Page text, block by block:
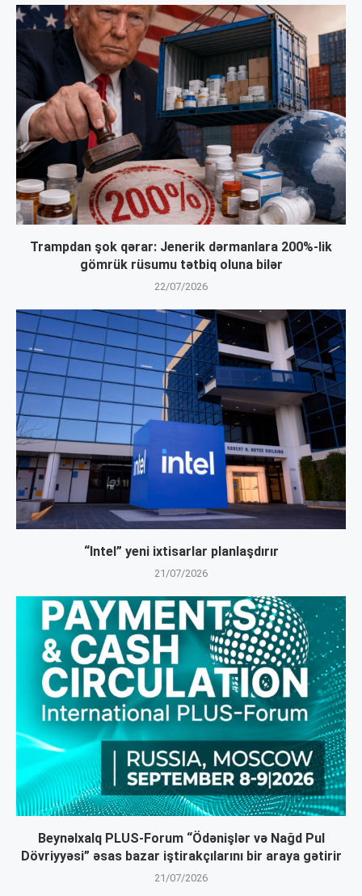
Trampdan şok qərar: Jenerik dərmanlara 200%-lik
gömrük rüsumu tətbiq oluna bilər
22/07/2026
“Intel” yeni ixtisarlar planlaşdırır
21/07/2026
Beynəlxalq PLUS-Forum “Ödənişlər və Nağd Pul
Dövriyyəsi” əsas bazar iştirakçılarını bir araya gətirir
21/07/2026